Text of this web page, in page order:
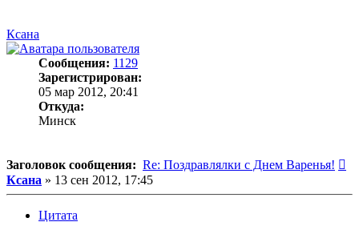
Ксана
Сообщения: 1129
Зарегистрирован:
05 мар 2012, 20:41
Откуда:
Минск
Заголовок сообщения: Re: Поздравлялки с Днем Варенья!
Ксана » 13 сен 2012, 17:45
Цитата